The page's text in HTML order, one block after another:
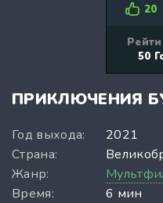
20
50
ПРИКЛЮЧЕНИЯ
Год выхода:
2021
Страна:
Жанр:
Время:
6 мин